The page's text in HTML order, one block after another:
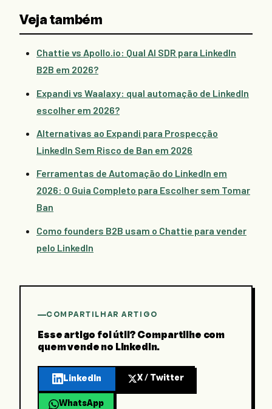
Veja também
Chattie vs Apollo.io: Qual AI SDR para LinkedIn
B2B em 2026?
Expandi vs Waalaxy: qual automação de LinkedIn
escolher em 2026?
Alternativas ao Expandi para Prospecção
LinkedIn Sem Risco de Ban em 2026
Ferramentas de Automação do LinkedIn em
2026: O Guia Completo para Escolher sem Tomar
Ban
Como founders B2B usam o Chattie para vender
pelo LinkedIn
COMPARTILHAR ARTIGO
Esse artigo foi útil? Compartilhe com
quem vende no LinkedIn.
LinkedIn X / Twitter
WhatsApp